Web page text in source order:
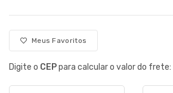
Meus Favoritos
Digite o CEPpara calcular o valor do frete: